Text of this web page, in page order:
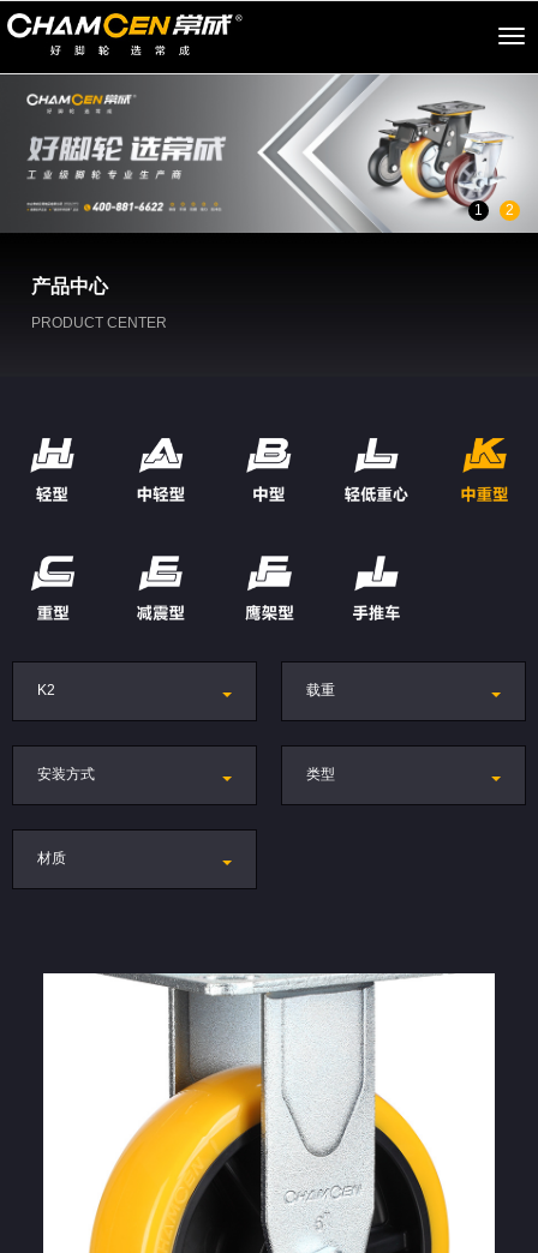
切
1 2
产品中心
PRODUCT CENTER
K2 载重
安装方式 类型
材质